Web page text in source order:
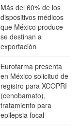
Más del 60% de los
dispositivos médicos
que México produce
se destinan a
exportación
Eurofarma presenta
en México solicitud de
registro para XCOPRI
(cenobamato),
tratamiento para
epilepsia focal